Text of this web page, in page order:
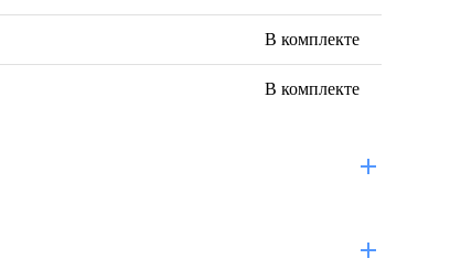
В комплекте
В комплекте